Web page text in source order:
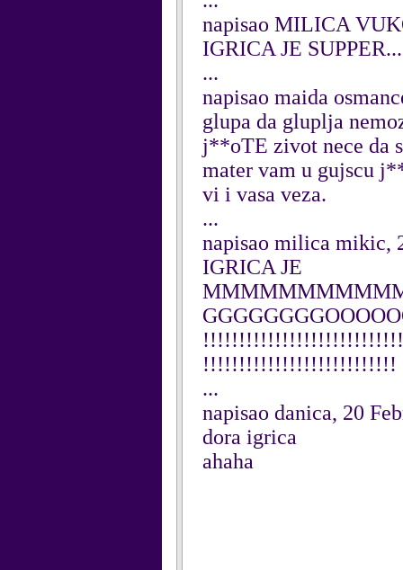
napisao MILICA
IGRICA JE
...
napisao maida
glupa da gluplja
j**oTE zivot nece da
mater vam u gujscu
vi i vasa veza.
...
napisao milica mikic,
IGRICA JE
!!!!!!!!!!!!!!!!!!!!!!!!!!!
...
napisao danica, 20
dora igrica
ahaha